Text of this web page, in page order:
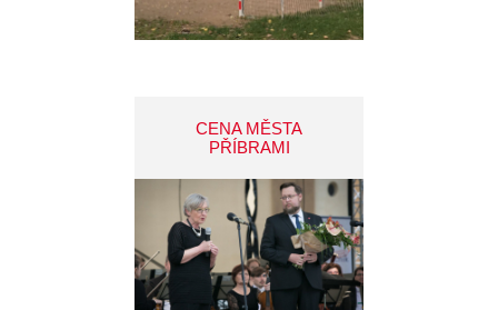
CENA MĚSTA
PŘÍBRAMI